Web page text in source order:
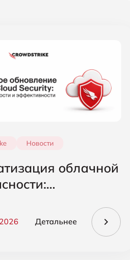
Новости
облачной
Security
Детальнее